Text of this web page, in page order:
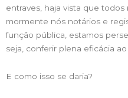
entraves, haja vista que todos
mormente nós notários e
função pública, estamos
seja, conferir plena eficácia
E como isso se daria?